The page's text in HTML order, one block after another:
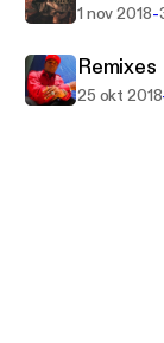
1 nov 2018-
Remixes
25 okt 2018